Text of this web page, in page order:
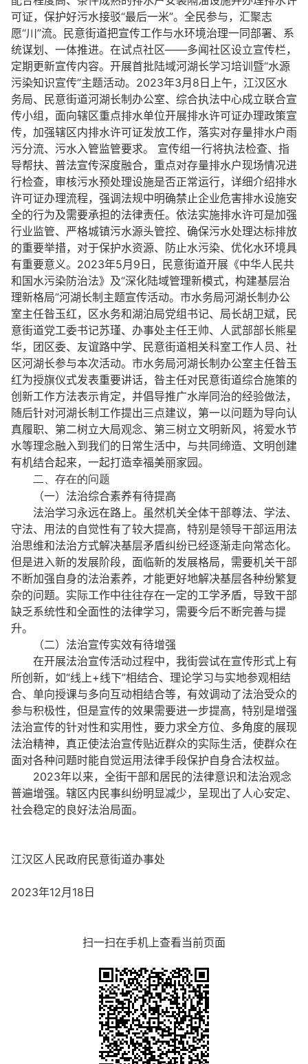
可证，保护好污水接驳“最后一米”。全民参与，汇聚志
愿“川”流。民意街道把宣传工作与水环境治理一同部署、系
统谋划、一体推进。在试点社区——多闻社区设立宣传栏，
定期更新宣传内容。开展首批陆域河湖长学习培训暨“水源
污染知识宣传”主题活动。2023年3月8日上午，江汉区水
务局、民意街道河湖长制办公室、综合执法中心成立联合宣
传小组，面向辖区重点排水单位开展排水许可证办理政策宣
传，加强辖区内排水许可证发放工作，落实对存量排水户雨
污分流、污水入管监管要求。 宣传组一行将执法检查、指
导帮扶、普法宣传深度融合，重点对存量排水户现场情况进
行检查，审核污水预处理设施是否正常运行，详细介绍排水
许可证办理流程，强调法规中明确禁止企业危害排水设施安
全的行为及需要承担的法律责任。依法实施排水许可是加强
行业监管、严格城镇污水源头管控、确保污水处理达标排放
的重要举措，对于保护水资源、防止水污染、优化水环境具
有重要意义。2023年5月9日，民意街道开展《中华人民共
和国水污染防治法》及“深化陆域管理新模式，构建基层治
理新格局”河湖长制主题宣传活动。市水务局河湖长制办公
室主任昝玉红，区水务和湖泊局党组书记、局长胡卫斌，民
意街道党工委书记苏瑾、办事处主任王帅、人武部部长熊星
华，团区委、友谊路中学、民意街道相关科室工作人员、社
区河湖长参与本次活动。市水务局河湖长制办公室主任昝玉
红为授旗仪式发表重要讲话，昝主任对民意街道综合施策的
创新工作方法表示肯定，并倡导推广水岸同治的经验做法，
随后针对河湖长制工作提出三点建议，第一以问题为导向认
真履职、第二树立大局观念、第三树立文明新风，将爱水节
水等理念融入到我们的日常生活中，与共同缔造、文明创建
有机结合起来，一起打造幸福美丽家园。
二、存在的问题
（一）法治综合素养有待提高
法治学习永远在路上。虽然机关全体干部尊法、学法、
守法、用法的自觉性有了较大提高，特别是领导干部运用法
治思维和法治方式解决基层矛盾纠纷已经逐渐走向常态化。
但是进入新的发展阶段，面临新的发展格局，需要机关干部
不断加强自身的法治素养，才能更好地解决基层各种纷繁复
杂的问题。实际工作中往往存在一定的工学矛盾，导致干部
缺乏系统性和全面性的法律学习，需要今后不断完善与提
升。
（二）法治宣传实效有待增强
在开展法治宣传活动过程中，我街尝试在宣传形式上有
所创新，如“线上+线下”相结合、理论学习与实地参观相结
合、单向授课与多向互动相结合等，有效调动了法治受众的
参与积极性，但是宣传的效果需要进一步提高，特别是增强
法治宣传的针对性和实用性，要力求全方位、多角度的展现
法治精神，真正使法治宣传贴近群众的实际生活，使群众在
面对各种问题时能自觉运用法律手段保护自身合法权益。
2023年以来，全街干部和居民的法律意识和法治观念
普遍增强。辖区内民事纠纷明显减少，呈现出了人心安定、
社会稳定的良好法治局面。
江汉区人民政府民意街道办事处
2023年12月18日
扫一扫在手机上查看当前页面